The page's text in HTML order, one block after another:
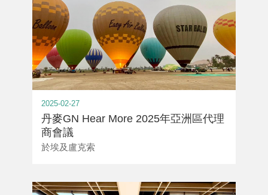
2025-02-27
丹麥GN Hear More 2025年亞洲區代理
商會議
於埃及盧克索